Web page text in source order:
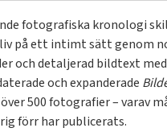
fotografiska kronologi
liv på ett intimt sätt genom
och detaljerad bildtext
och expanderade
500 fotografier – varav
förr har publicerats.